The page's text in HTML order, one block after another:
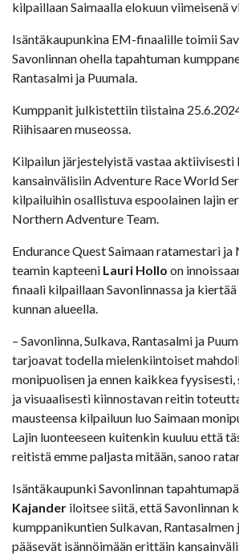
kilpaillaan Saimaalla elokuun viimeisenä
Isäntäkaupunkina EM-finaalille toimii
Savonlinnan ohella tapahtuman
Rantasalmi ja Puumala.
Kumppanit julkistettiin tiistaina
Riihisaaren museossa.
Kilpailun järjestelyistä vastaa aktiivisesti
kansainvälisiin Adventure Race World
kilpailuihin osallistuva espoolainen lajin
Northern Adventure Team.
Endurance Quest Saimaan ratamestari
teamin kapteeni Lauri Hollo on
finaali kilpaillaan Savonlinnassa ja
kunnan alueella.
– Savonlinna, Sulkava, Rantasalmi ja
tarjoavat todella mielenkiintoiset
monipuolisen ja ennen kaikkea
ja visuaalisesti kiinnostavan reitin
mausteensa kilpailuun luo Saimaan
Lajin luonteeseen kuitenkin kuuluu että
reitistä emme paljasta mitään, sanoo
Isäntäkaupunki Savonlinnan
Kajander iloitsee siitä, että Savonlinnan
kumppanikuntien Sulkavan, Rantasalmen
pääsevät isännöimään erittäin